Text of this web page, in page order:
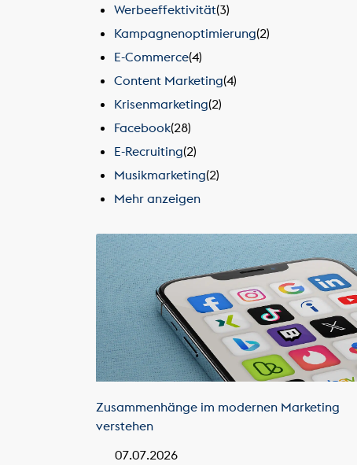
Werbeeffektivität(3)
Kampagnenoptimierung(2)
E-Commerce(4)
Content Marketing(4)
Krisenmarketing(2)
Facebook(28)
E-Recruiting(2)
Musikmarketing(2)
Mehr anzeigen
Zusammenhänge im modernen Marketing
verstehen
07.07.2026